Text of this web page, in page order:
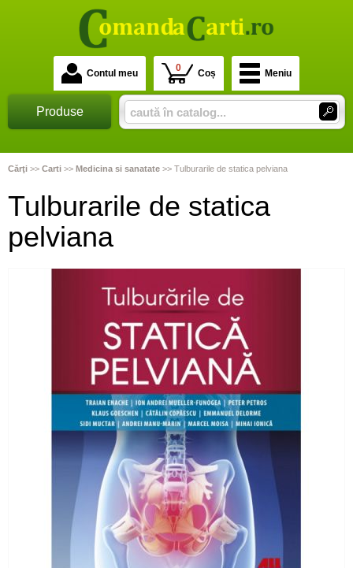
Contul meu 0 Coș Meniu
Produse
Cărţi >> Carti >> Medicina si sanatate >> Tulburarile de statica pelviana
Tulburarile de statica
pelviana